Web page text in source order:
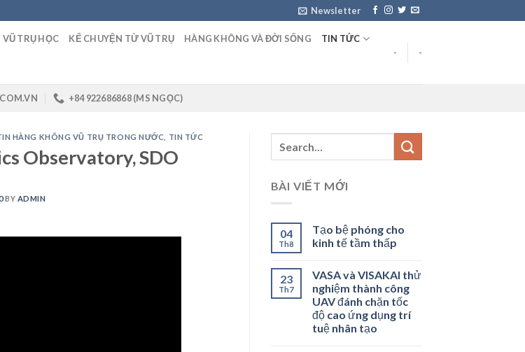
Newsletter
VŨ TRỤ HỌC KỂ CHUYỆN TỪ VŨ TRỤ HÀNG KHÔNG VÀ ĐỜI SỐNG TIN TỨC
- -
+84 922686868 (MS NGỌC)
HÀNG KHÔNG VŨ TRỤ TRONG NƯỚC TIN TỨC
Observatory, SDO
BY ADMIN
BÀI VIẾT MỚI
04
Th8
Tạo bệ phóng cho
kinh tế tầm thấp
23
Th7
VASA và VISAKAI thử
nghiệm thành công
UAV đánh chặn tốc
độ cao ứng dụng trí
tuệ nhân tạo